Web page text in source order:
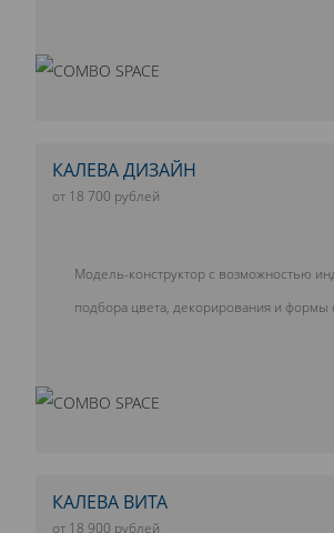
КАЛЕВА ДИЗАЙН
от 18 700 рублей
Модель-конструктор с возможностью
подбора цвета, декорирования и формы
КАЛЕВА ВИТА
от 18 900 рублей